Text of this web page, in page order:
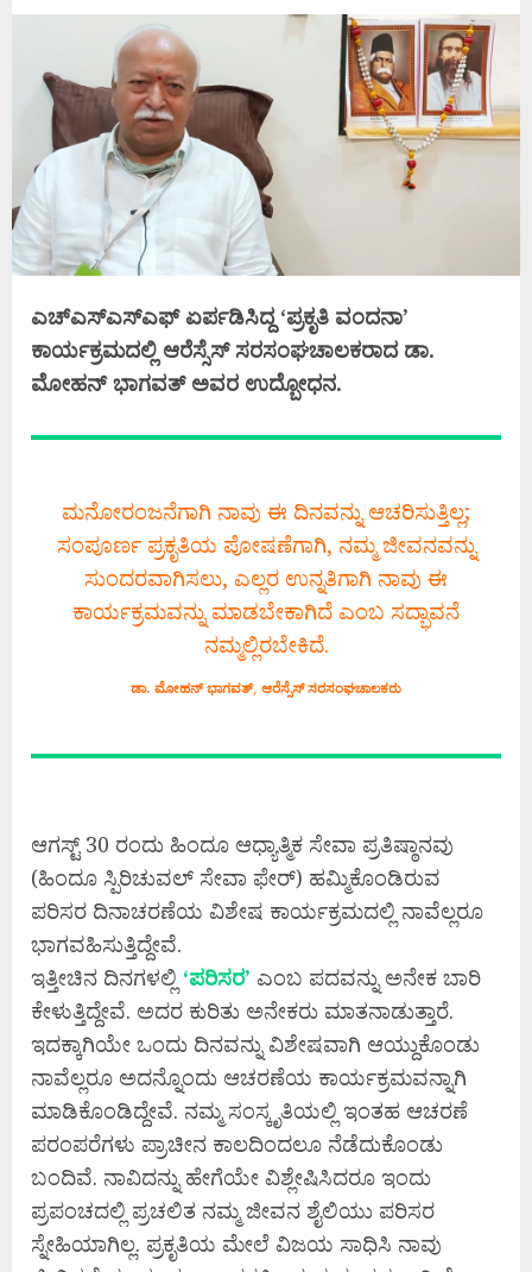
ಎಚ್ಎಸ್ಎಸ್ಎಫ್ ಏರ್ಪಡಿಸಿದ್ದ ‘ಪ್ರಕೃತಿ ವಂದನಾ’
ಕಾರ್ಯಕ್ರಮದಲ್ಲಿ ಆರೆಸ್ಸೆಸ್ ಸರಸಂಘಚಾಲಕರಾದ ಡಾ.
ಮೋಹನ್ ಭಾಗವತ್ ಅವರ ಉದ್ಬೋಧನ.
ಮನೋರಂಜನೆಗಾಗಿ ನಾವು ಈ ದಿನವನ್ನು ಆಚರಿಸುತ್ತಿಲ್ಲ;
ಸಂಪೂರ್ಣ ಪ್ರಕೃತಿಯ ಪೋಷಣೆಗಾಗಿ, ನಮ್ಮ ಜೀವನವನ್ನು
ಸುಂದರವಾಗಿಸಲು, ಎಲ್ಲರ ಉನ್ನತಿಗಾಗಿ ನಾವು ಈ
ಕಾರ್ಯಕ್ರಮವನ್ನು ಮಾಡಬೇಕಾಗಿದೆ ಎಂಬ ಸದ್ಭಾವನೆ
ನಮ್ಮಲ್ಲಿರಬೇಕಿದೆ.
ಡಾ. ಮೋಹನ್ ಭಾಗವತ್, ಆರೆಸ್ಸೆಸ್ ಸರಸಂಘಚಾಲಕರು
ಆಗಸ್ಟ್ 30 ರಂದು ಹಿಂದೂ ಆಧ್ಯಾತ್ಮಿಕ ಸೇವಾ ಪ್ರತಿಷ್ಠಾನವು
(ಹಿಂದೂ ಸ್ಪಿರಿಚುವಲ್‌ ಸೇವಾ ಫೇರ್) ಹಮ್ಮಿಕೊಂಡಿರುವ
ಪರಿಸರ ದಿನಾಚರಣೆಯ ವಿಶೇಷ ಕಾರ್ಯಕ್ರಮದಲ್ಲಿ ನಾವೆಲ್ಲರೂ
ಭಾಗವಹಿಸುತ್ತಿದ್ದೇವೆ.
ಇತ್ತೀಚಿನ ದಿನಗಳಲ್ಲಿ ‘ಪರಿಸರ’ ಎಂಬ ಪದವನ್ನು ಅನೇಕ ಬಾರಿ
ಕೇಳುತ್ತಿದ್ದೇವೆ. ಅದರ ಕುರಿತು ಅನೇಕರು ಮಾತನಾಡುತ್ತಾರೆ.
ಇದಕ್ಕಾಗಿಯೇ ಒಂದು ದಿನವನ್ನು ವಿಶೇಷವಾಗಿ ಆಯ್ದುಕೊಂಡು
ನಾವೆಲ್ಲರೂ ಅದನ್ನೊಂದು ಆಚರಣೆಯ ಕಾರ್ಯಕ್ರಮವನ್ನಾಗಿ
ಮಾಡಿಕೊಂಡಿದ್ದೇವೆ. ನಮ್ಮ ಸಂಸ್ಕೃತಿಯಲ್ಲಿ ಇಂತಹ ಆಚರಣೆ
ಪರಂಪರೆಗಳು ಪ್ರಾಚೀನ ಕಾಲದಿಂದಲೂ ನೆಡೆದುಕೊಂಡು
ಬಂದಿವೆ. ನಾವಿದನ್ನು ಹೇಗೆಯೇ ವಿಶ್ಲೇಷಿಸಿದರೂ ಇಂದು
ಪ್ರಪಂಚದಲ್ಲಿ ಪ್ರಚಲಿತ ನಮ್ಮ ಜೀವನ ಶೈಲಿಯು ಪರಿಸರ
ಸ್ನೇಹಿಯಾಗಿಲ್ಲ. ಪ್ರಕೃತಿಯ ಮೇಲೆ ವಿಜಯ ಸಾಧಿಸಿ ನಾವು